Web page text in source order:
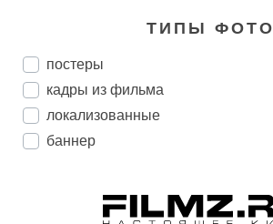
ТИПЫ ФОТО
постеры
кадры из фильма
локализованные
баннер